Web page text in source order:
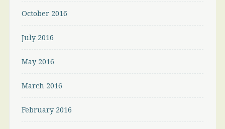
October 2016
July 2016
May 2016
March 2016
February 2016